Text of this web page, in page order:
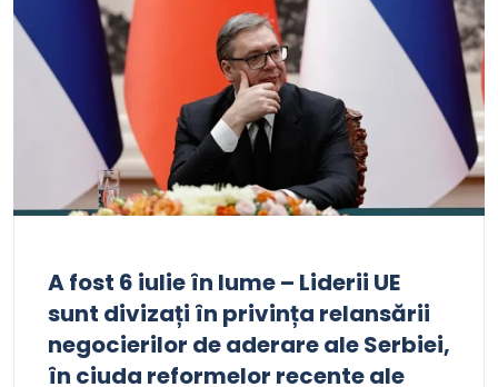
A fost 6 iulie în lume – Liderii UE
sunt divizați în privința relansării
negocierilor de aderare ale Serbiei,
în ciuda reformelor recente ale